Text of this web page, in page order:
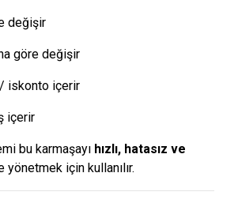
değişir
göre değişir
/ iskonto içerir
içerir
bu karmaşayı hızlı, hatasız ve
yönetmek için kullanılır.